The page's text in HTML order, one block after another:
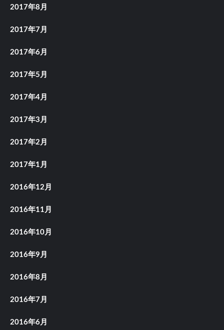
2017年8月
2017年7月
2017年6月
2017年5月
2017年4月
2017年3月
2017年2月
2017年1月
2016年12月
2016年11月
2016年10月
2016年9月
2016年8月
2016年7月
2016年6月